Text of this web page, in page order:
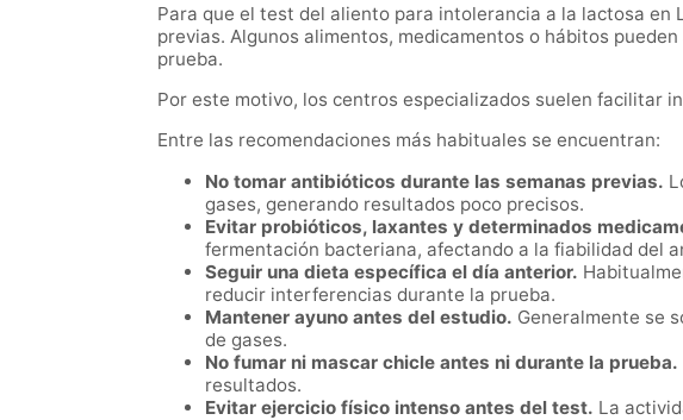
Para que el test del aliento para intolerancia a la lactosa
previas. Algunos alimentos, medicamentos o hábitos
prueba.
Por este motivo, los centros especializados suelen facilitar
Entre las recomendaciones más habituales se encuentran:
No tomar antibióticos durante las semanas previas.
gases, generando resultados poco precisos.
Evitar probióticos, laxantes y determinados
fermentación bacteriana, afectando a la fiabilidad del
Seguir una dieta específica el día anterior.
reducir interferencias durante la prueba.
Mantener ayuno antes del estudio. Generalmente se
de gases.
No fumar ni mascar chicle antes ni durante la prueba.
resultados.
Evitar ejercicio físico intenso antes del test. La